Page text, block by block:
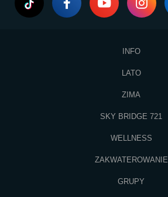
INFO
LATO
ZIMA
SKY BRIDGE 721
WELLNESS
ZAKWATEROWANIE
GRUPY